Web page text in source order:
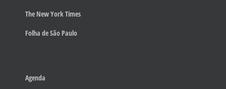
The New York Times
Folha de São Paulo
Agenda